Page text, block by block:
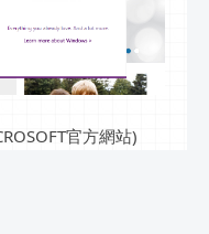
官方網站)